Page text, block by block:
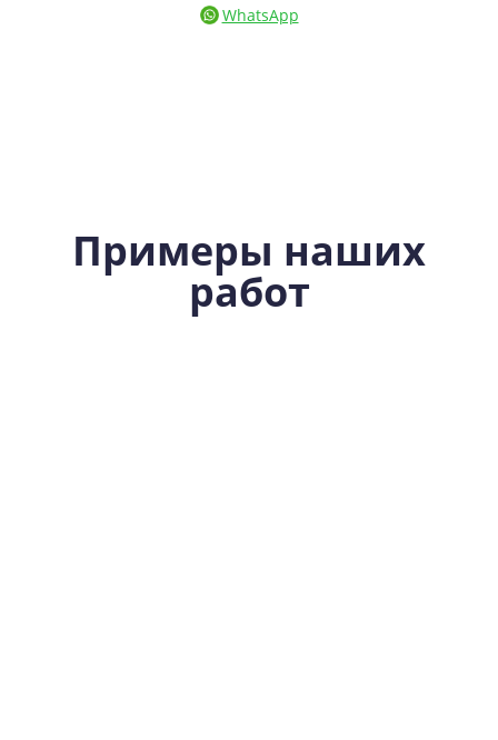
WhatsApp
Примеры наших
работ